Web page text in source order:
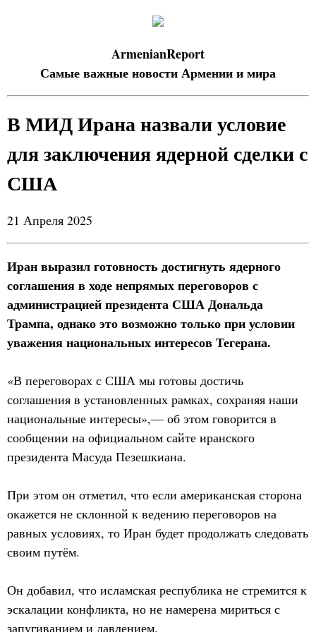
ArmenianReport
Самые важные новости Армении и мира
В МИД Ирана назвали условие
для заключения ядерной сделки с
США
21 Апреля 2025
Иран выразил готовность достигнуть ядерного
соглашения в ходе непрямых переговоров с
администрацией президента США Дональда
Трампа, однако это возможно только при условии
уважения национальных интересов Тегерана.
«В переговорах с США мы готовы достичь
соглашения в установленных рамках, сохраняя наши
национальные интересы»,— об этом говорится в
сообщении на официальном сайте иранского
президента Масуда Пезешкиана.
При этом он отметил, что если американская сторона
окажется не склонной к ведению переговоров на
равных условиях, то Иран будет продолжать следовать
своим путём.
Он добавил, что исламская республика не стремится к
эскалации конфликта, но не намерена мириться с
запугиванием и давлением.